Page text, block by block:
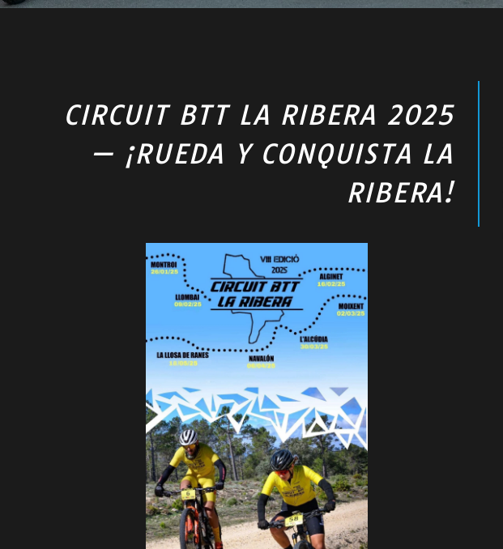
CIRCUIT BTT LA RIBERA​ 2025
— ¡RUEDA Y CONQUISTA LA
RIBERA!